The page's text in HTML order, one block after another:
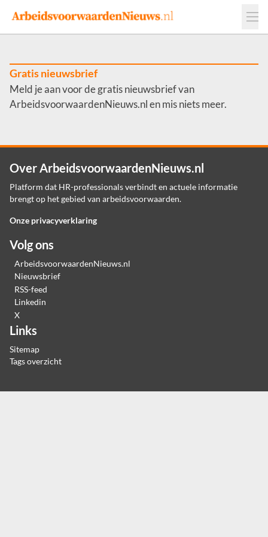
Events
Adverteren
Werkgevers
Contact
Gratis nieuwsbrief
Meld je aan voor de gratis nieuwsbrief van
ArbeidsvoorwaardenNieuws.nl en mis niets meer.
Over ArbeidsvoorwaardenNieuws.nl
Platform dat HR-professionals verbindt en actuele informatie
brengt op het gebied van arbeidsvoorwaarden.
Onze privacyverklaring
Volg ons
ArbeidsvoorwaardenNieuws.nl
Nieuwsbrief
RSS-feed
Linkedin
X
Links
Sitemap
Tags overzicht